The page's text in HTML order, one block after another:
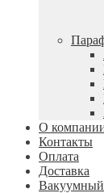
О
Контакты
Оплата
Доставка